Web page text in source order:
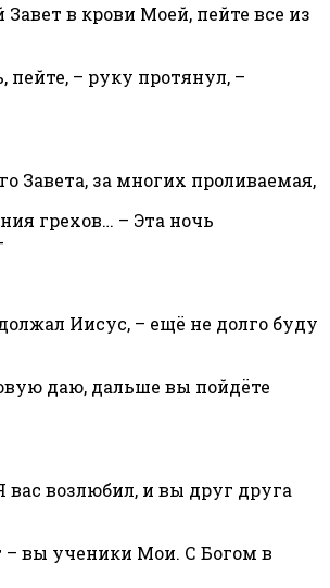
в крови Моей, пейте все из
пейте, – руку протянул, –
Завета, за многих проливаемая,
грехов… – Эта ночь
Иисус, – ещё не долго буду
даю, дальше вы пойдёте
вас возлюбил, и вы друг друга
вы ученики Мои. С Богом в